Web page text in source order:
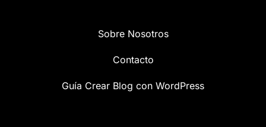
Sobre Nosotros
Contacto
Guía Crear Blog con WordPress